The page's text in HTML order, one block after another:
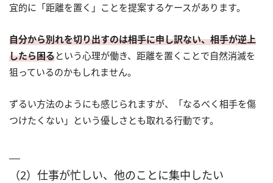
宜的に「距離を置く」ことを提案するケースがあります。
自分から別れを切り出すのは相手に申し訳ない、相手が逆上
したら困るという心理が働き、距離を置くことで自然消滅を
狙っているのかもしれません。
ずるい方法のようにも感じられますが、「なるべく相手を傷
つけたくない」という優しさとも取れる行動です。
（2）仕事が忙しい、他のことに集中したい